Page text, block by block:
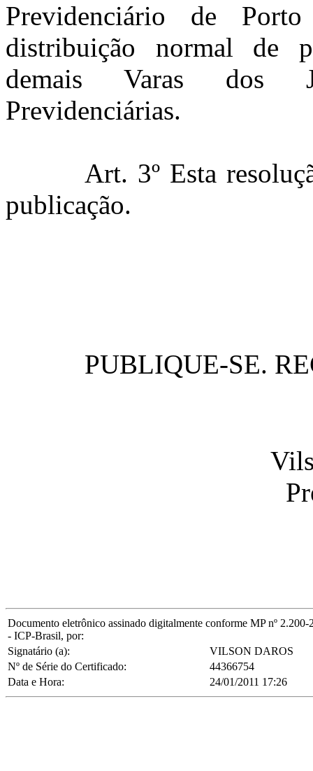
Previdenciário de
distribuição normal de
demais Varas dos
Previdenciárias.
Art. 3º Esta
publicação.
PUBLIQUE-SE.
Documento eletrônico assinado digitalmente conforme MP nº
- ICP-Brasil, por:
Signatário (a):
VILSON DAROS
Nº de Série do Certificado:
44366754
Data e Hora:
24/01/2011 17:26